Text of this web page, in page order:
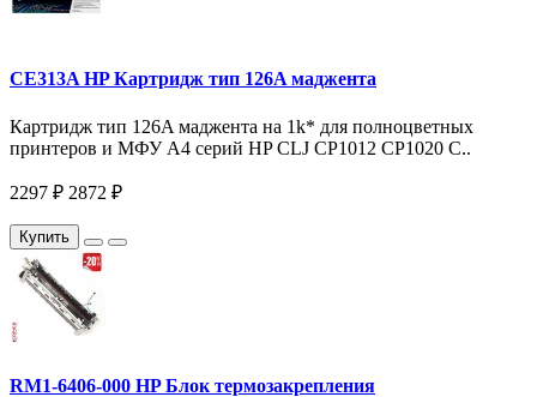
CE313A HP Картридж тип 126A маджента
Картридж тип 126A маджента на 1k* для полноцветных
принтеров и МФУ A4 серий HP CLJ CP1012 CP1020 C..
2297 ₽ 2872 ₽
Купить
RM1-6406-000 HP Блок термозакрепления